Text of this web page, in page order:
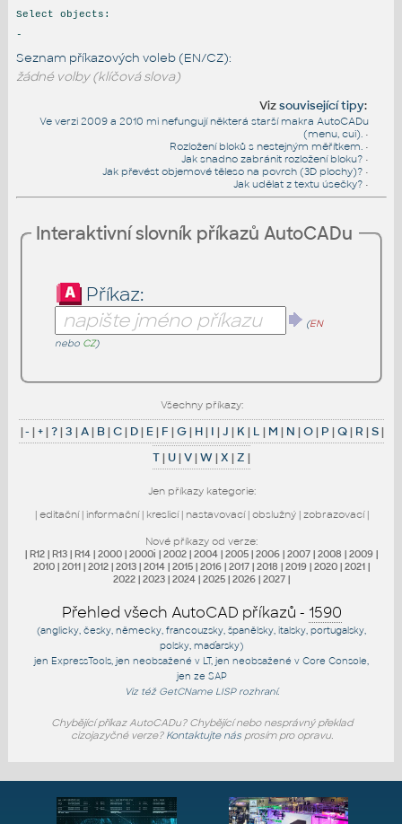
Select objects:
-
Seznam příkazových voleb (EN/CZ):
žádné volby (klíčová slova)
Vizsouvisející tipy:
Ve verzi 2009 a 2010 mi nefungují některá starší makra AutoCADu
(menu, cui). •
Rozložení bloků s nestejným měřítkem. •
Jak snadno zabránit rozložení bloku? •
Jak převést objemové těleso na povrch (3D plochy)? •
Jak udělat z textu úsečky? •
Interaktivní slovník příkazů AutoCADu
Příkaz:
(EN
nebo CZ)
Všechny příkazy:
|- |+|?|3 |A| B|C| D| E| F |G| H| I |J | K| L | M | N |O| P |Q| R |S|
T| U|V|W|X |Z |
Jen příkazy kategorie:
| editační| informační| kreslicí| nastavovací| obslužný| zobrazovací|
Nové příkazy od verze:
| R12 | R13 | R14 | 2000 | 2000i | 2002 | 2004 | 2005 | 2006 | 2007 | 2008 | 2009 |
2010 | 2011 | 2012 | 2013 | 2014 | 2015 | 2016 | 2017 | 2018 | 2019 | 2020 | 2021 |
2022 | 2023 | 2024 | 2025 | 2026 | 2027 |
Přehled všech AutoCAD příkazů - 1590
(anglicky, česky, německy, francouzsky, španělsky, italsky, portugalsky,
polsky, maďarsky)
jen ExpressTools , jen neobsažené v LT, jen neobsažené v Core Console
jen ze SAP
Viz též GetCNameLISP rozhraní.
Chybějící příkaz AutoCADu? Chybějící nebo nesprávný překlad
cizojazyčné verze? Kontaktujte násprosím pro opravu.